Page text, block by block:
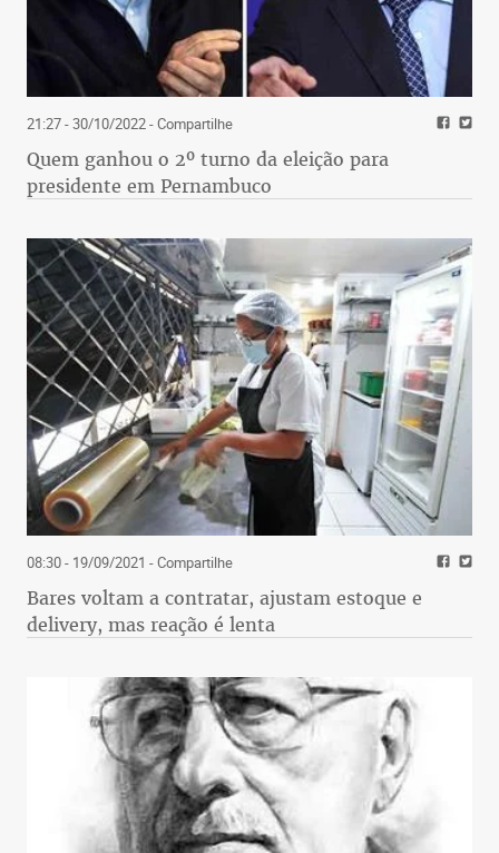
21:27 - 30/10/2022- Compartilhe
Quem ganhou o 2º turno da eleição para
presidente em Pernambuco
08:30 - 19/09/2021 - Compartilhe
Bares voltam a contratar, ajustam estoque e
delivery, mas reação é lenta